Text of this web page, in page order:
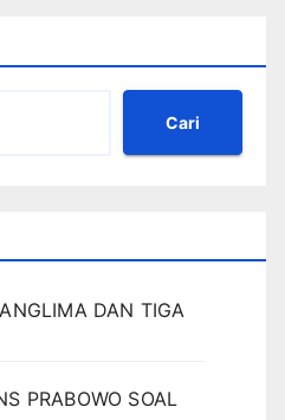
Cari
DAN TIGA
PRABOWO SOAL